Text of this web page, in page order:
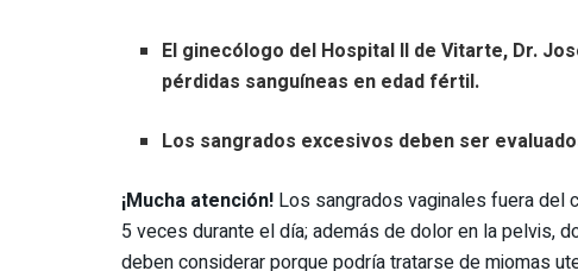
El ginecólogo del Hospital II de Vitarte, Dr.
pérdidas sanguíneas en edad fértil.
Los sangrados excesivos deben ser
¡Mucha atención! Los sangrados vaginales fuera del
5 veces durante el día; además de dolor en la pelvis,
deben considerar porque podría tratarse de miomas